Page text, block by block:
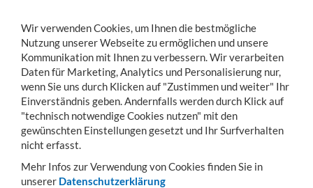
Toggle
navigation
MENÜ KONTO WARENKORB
Sie sind hier: Arbeitssicherheit Scherenhubwagen
Wir verwenden Cookies, um Ihnen die bestmögliche
Nutzung unserer Webseite zu ermöglichen und unsere
Kommunikation mit Ihnen zu verbessern. Wir verarbeiten
Daten für Marketing, Analytics und Personalisierung nur,
wenn Sie uns durch Klicken auf "Zustimmen und weiter" Ihr
Einverständnis geben. Andernfalls werden durch Klick auf
"technisch notwendige Cookies nutzen" mit den
gewünschten Einstellungen gesetzt und Ihr Surfverhalten
nicht erfasst.
Mehr Infos zur Verwendung von Cookies finden Sie in
unserer Datenschutzerklärung